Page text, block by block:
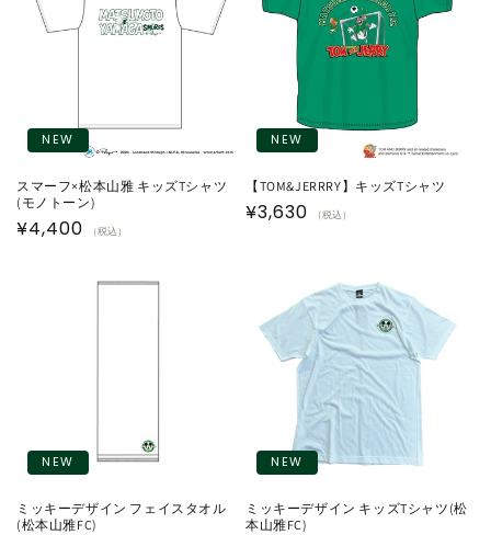
NEW
スマーフ×松本山雅 キッズTシャツ
(モノトーン)
通
¥4,400 （税込）
NEW
【TOM&JERRRY】キッズTシャツ
通
¥3,630 （税込）
NEW
ミッキーデザイン フェイスタオル
(松本山雅FC)
NEW
ミッキーデザイン キッズTシャツ(松
本山雅FC)